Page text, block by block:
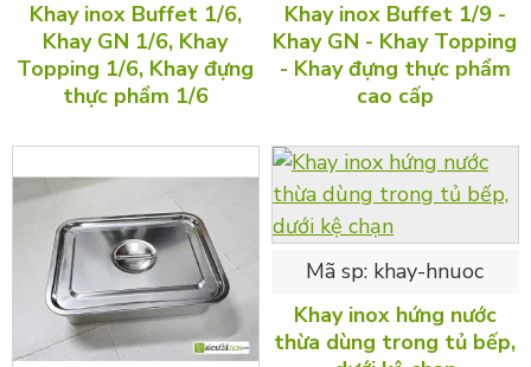
Khay inox Buffet 1/6,
Khay GN 1/6, Khay
Topping 1/6, Khay đựng
thực phẩm 1/6
Khay inox Buffet 1/9 -
Khay GN - Khay Topping
- Khay đựng thực phẩm
cao cấp
Mã sp: khay-hnuoc
Khay inox hứng nước
thừa dùng trong tủ bếp,